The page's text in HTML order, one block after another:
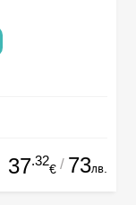
37.32
€ / 73лв.